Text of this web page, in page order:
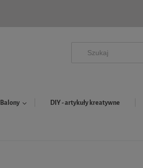
Balony DIY - artykuły kreatywne